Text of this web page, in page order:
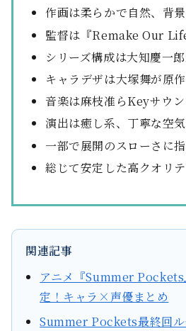
作画は柔らかで自然、背
監督は『Remake Our
シリーズ構成は大知慶一
キャラデザは大塚舞が原
音楽は麻枝准らKeyサウ
演出は癒し系、丁寧な空
一部で展開のスローさに
総じて安定した高クオリ
関連記事
アニメ『Summer
定！キャラ×声優まとめ
Summer Pockets最終回ル